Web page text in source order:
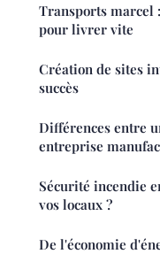
Transports marcel
pour livrer vite
Création de sites
succès
Différences entre
entreprise
Sécurité incendie
vos locaux ?
De l'économie